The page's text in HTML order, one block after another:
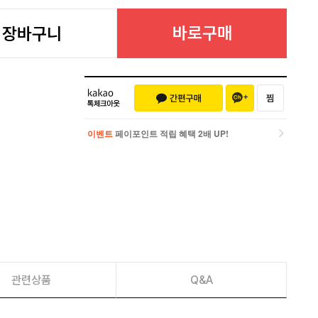
장바구니 바로구매
이벤트 페이포인트 적립 혜택 2배 UP!
관련상품 Q&A